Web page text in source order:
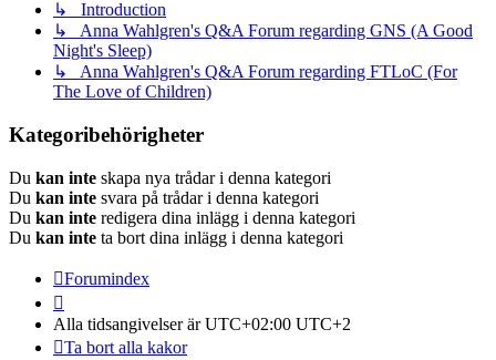
↳ Introduction
↳ Anna Wahlgren's Q&A Forum regarding GNS (A Good
Night's Sleep)
↳ Anna Wahlgren's Q&A Forum regarding FTLoC (For
The Love of Children)
Kategoribehörigheter
Du kan inte skapa nya trådar i denna kategori
Du kan inte svara på trådar i denna kategori
Du kan inte redigera dina inlägg i denna kategori
Du kan inte ta bort dina inlägg i denna kategori
Forumindex
Alla tidsangivelser är UTC+02:00 UTC+2
Ta bort alla kakor